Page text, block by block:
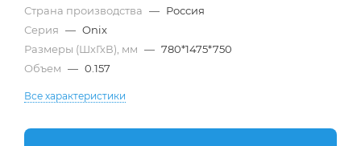
Страна производства — Россия
Серия — Onix
Размеры (ШхГхВ), мм — 780*1475*750
Объем — 0.157
Все характеристики